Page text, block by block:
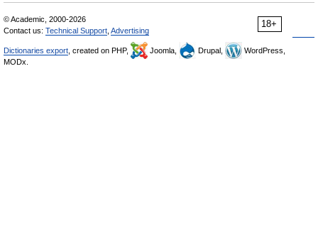
18+
© Academic, 2000-2026
Contact us: Technical Support Advertising
Dictionaries export , created on PHP, Joomla, Drupal,
WordPress,
MODx.